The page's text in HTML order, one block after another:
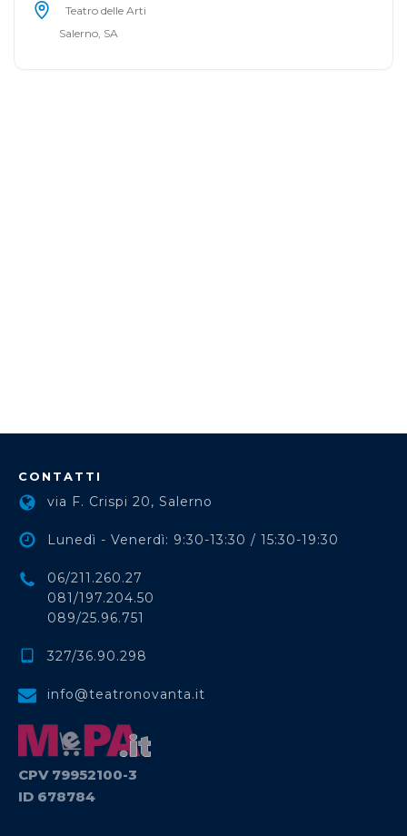
Teatro delle Arti
Salerno, SA
CONTATTI
via F. Crispi 20, Salerno
Lunedì - Venerdì: 9:30-13:30 / 15:30-19:30
06/211.260.27
081/197.204.50
089/25.96.751
327/36.90.298
info@teatronovanta.it
CPV 79952100-3
ID 678784